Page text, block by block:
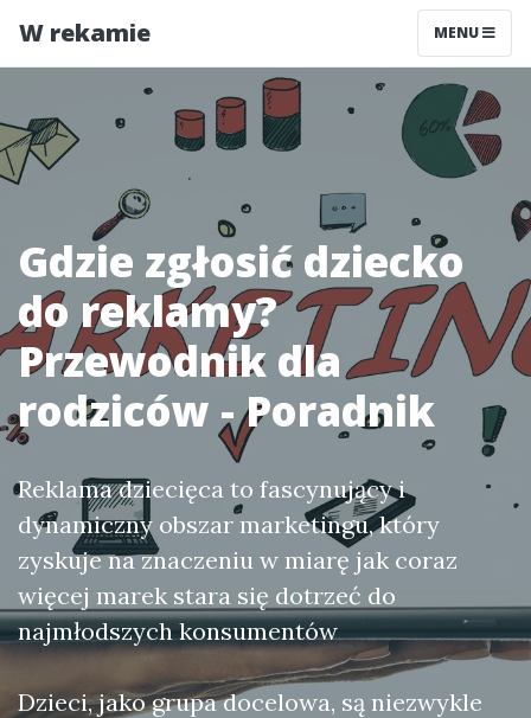
W rekamie MENU
Gdzie zgłosić dziecko
do reklamy?
Przewodnik dla
rodziców - Poradnik
Reklama dziecięca to fascynujący i
dynamiczny obszar marketingu, który
zyskuje na znaczeniu w miarę jak coraz
więcej marek stara się dotrzeć do
najmłodszych konsumentów
Dzieci, jako grupa docelowa, są niezwykle